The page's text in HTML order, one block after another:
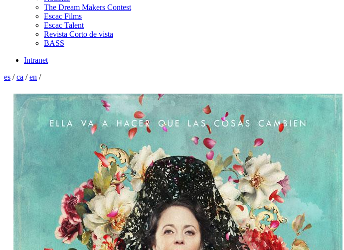
The Dream Makers Contest
Escac Films
Escac Talent
Revista Corto de vista
BASS
Intranet
es /ca /en /